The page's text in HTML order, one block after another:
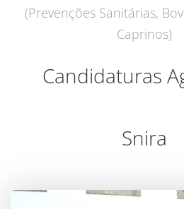
(Prevenções Sanitárias,
Caprinos)
Candidaturas
Snira